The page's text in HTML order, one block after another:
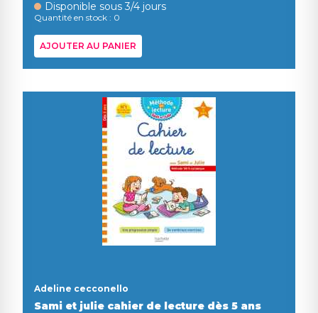
Disponible sous 3/4 jours
Quantité en stock : 0
AJOUTER AU PANIER
Adeline cecconello
Sami et julie cahier de lecture dès 5 ans